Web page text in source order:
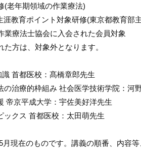
(老年期領域の作業療法)
教育ポイント対象研修(東京都教育部
療法士協会に入会された会員対象
方は、対象外となります。
首都医校：髙橋章郎先生
の治療的枠組み 社会医学技術学院：河
帝京平成大学：宇佐美好洋先生
ックス 首都医校：太田萌先生
⽉現在のものです。講義の順番、内容